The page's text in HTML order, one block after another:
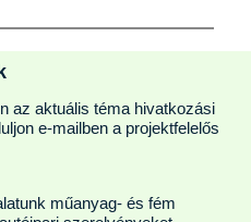
az aktuális téma hivatkozási
e-mailben a projektfelelős
műanyag- és fém